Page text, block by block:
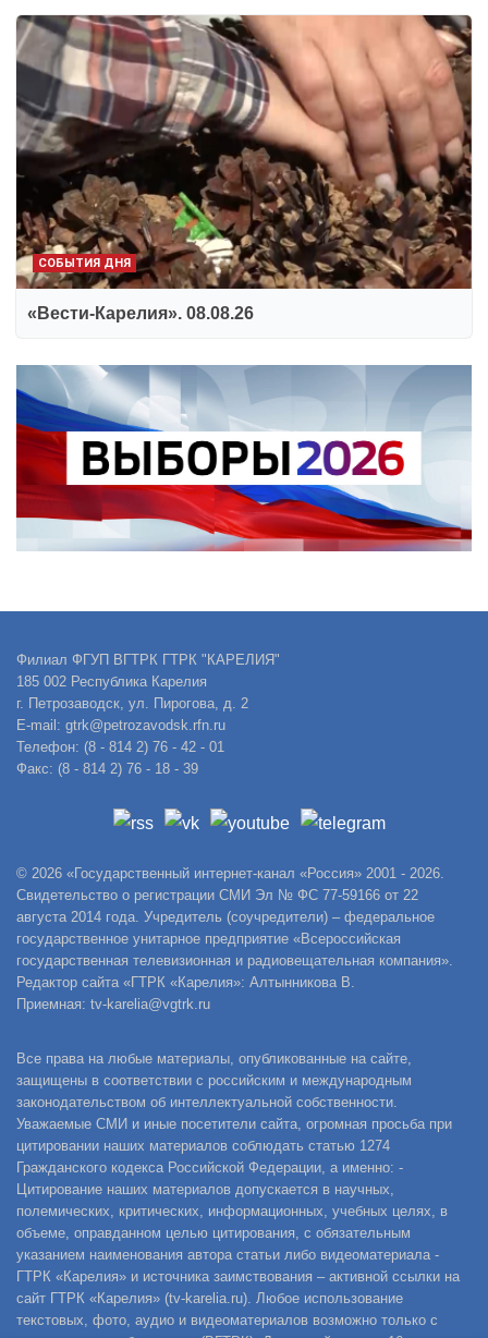
СОБЫТИЯ ДНЯ
«Вести-Карелия». 08.08.26
Филиал ФГУП ВГТРК ГТРК "КАРЕЛИЯ"
185 002 Республика Карелия
г. Петрозаводск, ул. Пирогова, д. 2
E-mail: gtrk@petrozavodsk.rfn.ru
Телефон: (8 - 814 2) 76 - 42 - 01
Факс: (8 - 814 2) 76 - 18 - 39
© 2026 «Государственный интернет-канал «Россия» 2001 - 2026.
Свидетельство о регистрации СМИ Эл № ФС 77-59166 от 22
августа 2014 года. Учредитель (соучредители) – федеральное
государственное унитарное предприятие «Всероссийская
государственная телевизионная и радиовещательная компания».
Редактор сайта «ГТРК «Карелия»: Алтынникова В.
Приемная: tv-karelia@vgtrk.ru
Все права на любые материалы, опубликованные на сайте,
защищены в соответствии с российским и международным
законодательством об интеллектуальной собственности.
Уважаемые СМИ и иные посетители сайта, огромная просьба при
цитировании наших материалов соблюдать статью 1274
Гражданского кодекса Российской Федерации, а именно: -
Цитирование наших материалов допускается в научных,
полемических, критических, информационных, учебных целях, в
объеме, оправданном целью цитирования, с обязательным
указанием наименования автора статьи либо видеоматериала -
ГТРК «Карелия» и источника заимствования – активной ссылки на
сайт ГТРК «Карелия» (tv-karelia.ru). Любое использование
текстовых, фото, аудио и видеоматериалов возможно только с